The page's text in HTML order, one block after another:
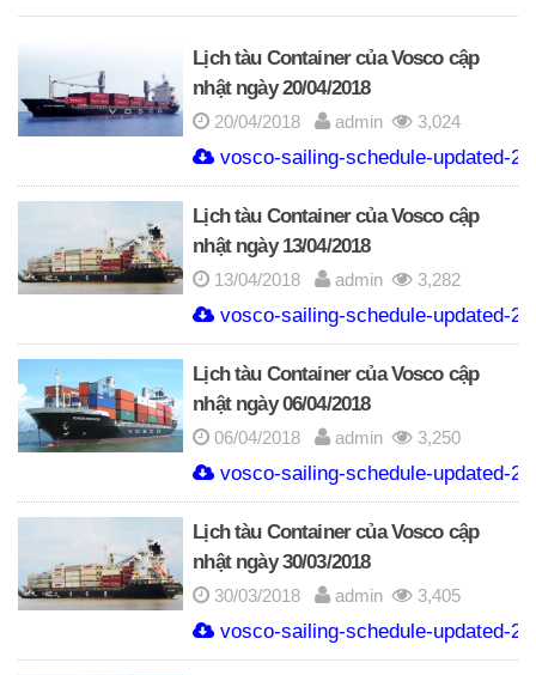
Lịch tàu Container của Vosco cập
nhật ngày 20/04/2018
20/04/2018 admin 3,024
vosco-sailing-schedule-updated-
Lịch tàu Container của Vosco cập
nhật ngày 13/04/2018
13/04/2018 admin 3,282
vosco-sailing-schedule-updated-
Lịch tàu Container của Vosco cập
nhật ngày 06/04/2018
06/04/2018 admin 3,250
vosco-sailing-schedule-updated-
Lịch tàu Container của Vosco cập
nhật ngày 30/03/2018
30/03/2018 admin 3,405
vosco-sailing-schedule-updated-